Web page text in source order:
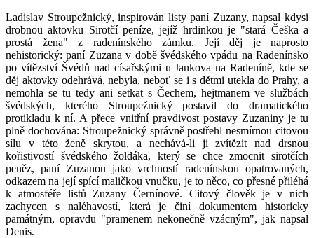
Ladislav Stroupežnický, inspirován listy paní Zuzany, napsal kdysi
drobnou aktovku Sirotčí peníze, jejíž hrdinkou je "stará Češka a
prostá žena" z radenínského zámku. Její děj je naprosto
nehistorický: paní Zuzana v době švédského vpádu na Radenínsko
po vítězství Švédů nad císařskými u Jankova na Radeníně, kde se
děj aktovky odehrává, nebyla, neboť se i s dětmi utekla do Prahy, a
nemohla se tu tedy ani setkat s Čechem, hejtmanem ve službách
švédských, kterého Stroupežnický postavil do dramatického
protikladu k ní. A přece vnitřní pravdivost postavy Zuzaniny je tu
plně dochována: Stroupežnický správně postřehl nesmírnou citovou
sílu v této ženě skrytou, a nechává-li ji zvítězit nad drsnou
kořistivostí švédského žoldáka, který se chce zmocnit sirotčích
peněz, paní Zuzanou jako vrchností radenínskou opatrovaných,
odkazem na její spící maličkou vnučku, je to něco, co přesné přiléhá
k atmosféře listů Zuzany Černínové. Citový člověk je v nich
zachycen s naléhavostí, která je činí dokumentem historicky
památným, opravdu "pramenem nekonečně vzácným", jak napsal
Denis.